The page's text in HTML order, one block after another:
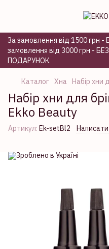
За замовлення від 1500
замовлення від 3000 грн -
ПОДАРУНОК
Каталог Хна Набір хни
Набір хни для
Ekko Beauty
Артикул: Ek-setBl2 Написати